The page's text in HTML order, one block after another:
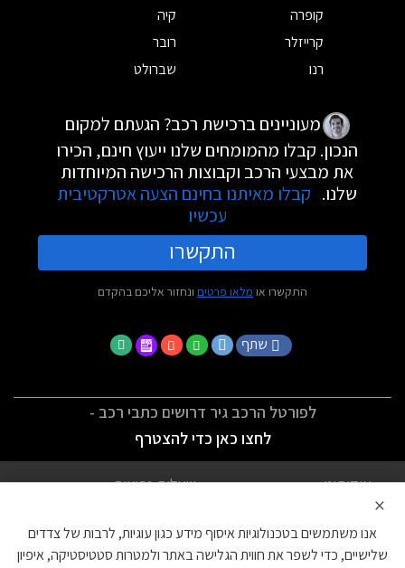
קופרה
קיה
קרייזלר
רובר
רנו
שברולט
מעוניינים ברכישת רכב? הגעתם למקום
הנכון. קבלו מהמומחים שלנו ייעוץ חינם, הכירו
את מבצעי הרכב וקבוצות הרכישה המיוחדות
שלנו. קבלו מאיתנו בחינם הצעה אטרקטיבית
עכשיו
התקשרו
התקשרו או מלאו פרטים ונחזור אליכם בהקדם
שתף
לפורטל הרכב גיר דרושים כתבי רכב -
לחצו כאן כדי להצטרף
אודותינו
שאלות נפוצות
הצהרת נגישות
צור קשר
×
אנו משתמשים בטכנולוגיות איסוף מידע כגון עוגיות, לרבות של צדדים
שלישיים, כדי לשפר את חווית הגלישה באתר ולמטרות סטטיסטיקה, איפיון